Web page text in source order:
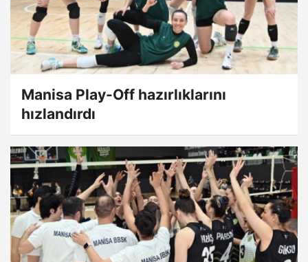
Manisa Play-Off hazırlıklarını
hızlandırdı